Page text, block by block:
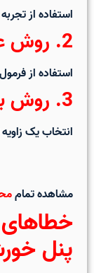
استفاده از
2. روش علمی
استفاده از
3. روش بهینه سالانه
انتخاب یک
مشاهده تمام
خطاهای
پنل